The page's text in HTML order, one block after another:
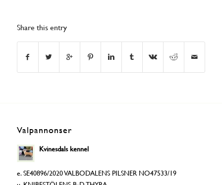
Share this entry
Valpannonser
Kvinesdals kennel
e. SE40896/2020 VALBODALENS PILSNER NO47533/19